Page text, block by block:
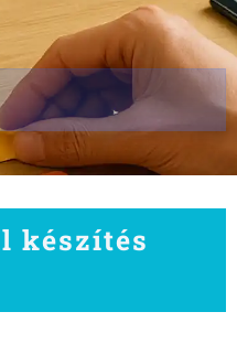
készítés